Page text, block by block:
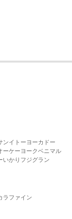
ンイトーヨーカドー
ーケー ヨークベニマル
いかり フジグラン
ラファイン